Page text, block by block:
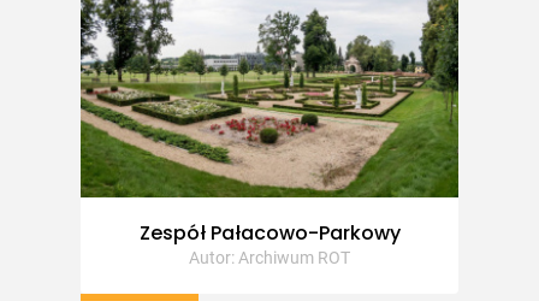
Zespół Pałacowo-Parkowy
Autor: Archiwum ROT